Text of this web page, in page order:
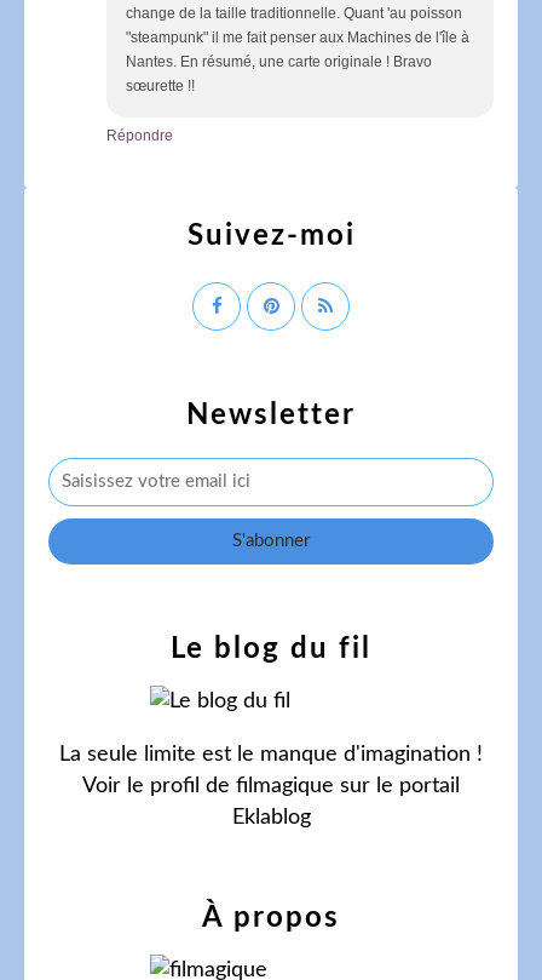
change de la taille traditionnelle. Quant 'au poisson
"steampunk" il me fait penser aux Machines de l'île à
Nantes. En résumé, une carte originale ! Bravo
sœurette !!
Répondre
Newsletter
Le blog du fil
La seule limite est le manque d'imagination !
Voir le profil de filmagique sur le portail
Eklablog
Suivez-moi
À propos